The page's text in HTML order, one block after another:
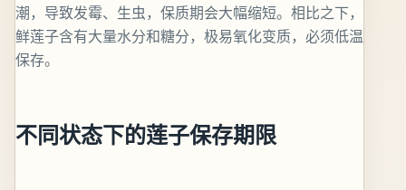
潮，导致发霉、生虫，保质期会大幅缩短。相比之下，
鲜莲子含有大量水分和糖分，极易氧化变质，必须低温
保存。
不同状态下的莲子保存期限